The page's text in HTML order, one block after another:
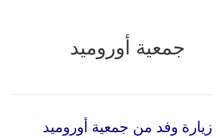
جمعية أوروميد
زيارة وفد من جمعية أوروميد
زيارة